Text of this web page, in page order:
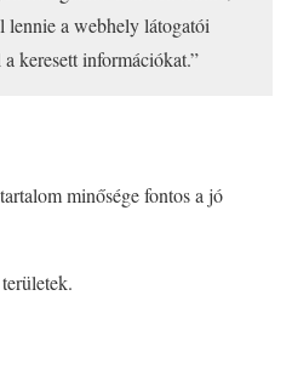
lennie a webhely látogatói
keresett információkat.”
minősége fontos a jó